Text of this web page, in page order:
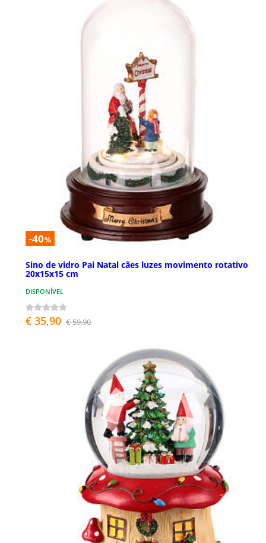
-40%
Sino de vidro Pai Natal cães luzes movimento rotativo
20x15x15 cm
DISPONÍVEL
€ 35,90 € 59,90